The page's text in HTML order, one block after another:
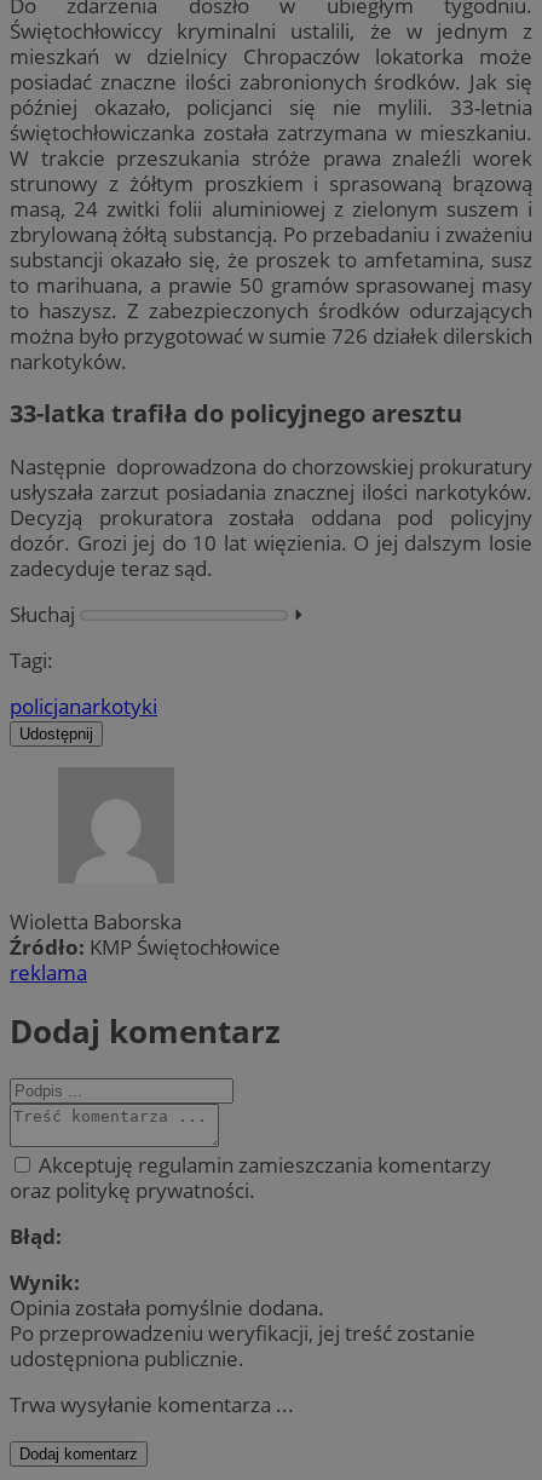
Do zdarzenia doszło w ubiegłym tygodniu.
Świętochłowiccy kryminalni ustalili, że w jednym z
mieszkań w dzielnicy Chropaczów lokatorka może
posiadać znaczne ilości zabronionych środków. Jak się
później okazało, policjanci się nie mylili. 33-letnia
świętochłowiczanka została zatrzymana w mieszkaniu.
W trakcie przeszukania stróże prawa znaleźli worek
strunowy z żółtym proszkiem i sprasowaną brązową
masą, 24 zwitki folii aluminiowej z zielonym suszem i
zbrylowaną żółtą substancją. Po przebadaniu i zważeniu
substancji okazało się, że proszek to amfetamina, susz
to marihuana, a prawie 50 gramów sprasowanej masy
to haszysz. Z zabezpieczonych środków odurzających
można było przygotować w sumie 726 działek dilerskich
narkotyków.
33-latka trafiła do policyjnego aresztu
Następnie doprowadzona do chorzowskiej prokuratury
usłyszała zarzut posiadania znacznej ilości narkotyków.
Decyzją prokuratora została oddana pod policyjny
dozór. Grozi jej do 10 lat więzienia. O jej dalszym losie
zadecyduje teraz sąd.
Słuchaj
⏵︎
Tagi:
policjanarkotyki
Udostępnij
Wioletta Baborska
Źródło: KMP Świętochłowice
reklama
Dodaj komentarz
Akceptuję regulamin zamieszczania komentarzy
oraz politykę prywatności.
Błąd:
Wynik:
Opinia została pomyślnie dodana.
Po przeprowadzeniu weryfikacji, jej treść zostanie
udostępniona publicznie.
Trwa wysyłanie komentarza ...
Dodaj komentarz